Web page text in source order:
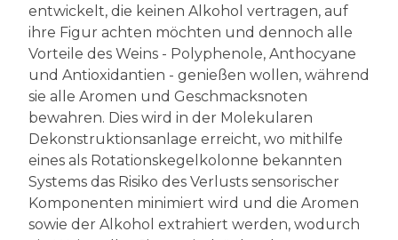
entwickelt, die keinen Alkohol vertragen, auf
ihre Figur achten möchten und dennoch alle
Vorteile des Weins - Polyphenole, Anthocyane
und Antioxidantien - genießen wollen, während
sie alle Aromen und Geschmacksnoten
bewahren. Dies wird in der Molekularen
Dekonstruktionsanlage erreicht, wo mithilfe
eines als Rotationskegelkolonne bekannten
Systems das Risiko des Verlusts sensorischer
Komponenten minimiert wird und die Aromen
sowie der Alkohol extrahiert werden, wodurch